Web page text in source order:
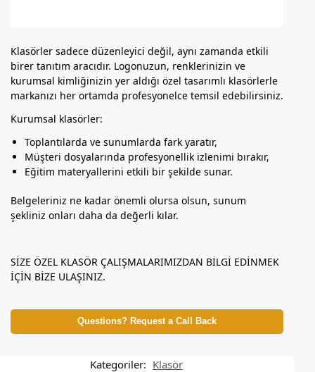
Klasörler sadece düzenleyici değil, aynı zamanda etkili
birer tanıtım aracıdır. Logonuzun, renklerinizin ve
kurumsal kimliğinizin yer aldığı özel tasarımlı klasörlerle
markanızı her ortamda profesyonelce temsil edebilirsiniz.
Kurumsal klasörler:
Toplantılarda ve sunumlarda fark yaratır,
Müşteri dosyalarında profesyonellik izlenimi bırakır,
Eğitim materyallerini etkili bir şekilde sunar.
Belgeleriniz ne kadar önemli olursa olsun, sunum
şekliniz onları daha da değerli kılar.
SİZE ÖZEL KLASÖR ÇALIŞMALARIMIZDAN BİLGİ EDİNMEK
İÇİN BİZE ULAŞINIZ.
Questions? Request a Call Back
Kategoriler: Klasör